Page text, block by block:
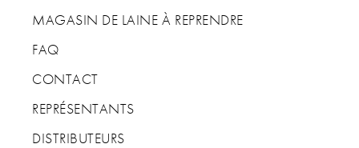
MAGASIN DE LAINE À REPRENDRE
FAQ
CONTACT
REPRÉSENTANTS
DISTRIBUTEURS